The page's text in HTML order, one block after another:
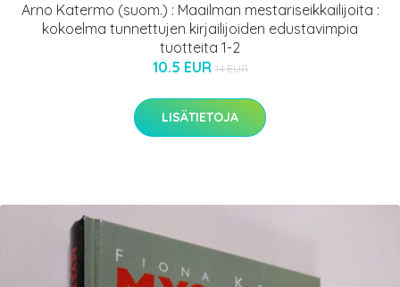
Arno Katermo (suom.) : Maailman mestariseikkailijoita :
kokoelma tunnettujen kirjailijoiden edustavimpia
tuotteita 1-2
10.5 EUR 14 EUR
LISÄTIETOJA